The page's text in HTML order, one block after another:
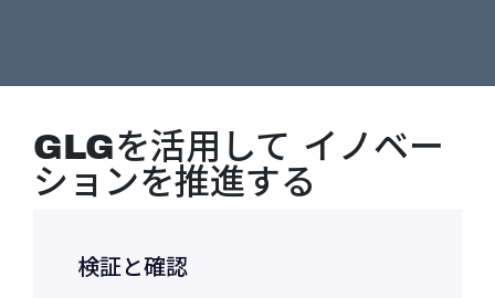
GLGを活用して イノベー
ションを推進する
検証と確認